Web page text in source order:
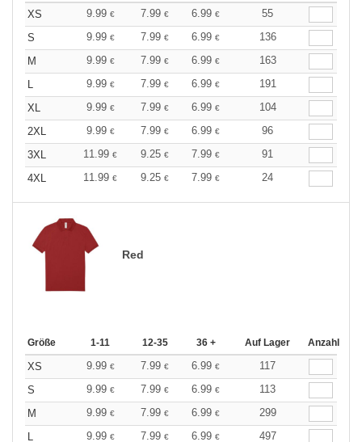
XS 9.99 € 7.99 € 6.99 €
55
S
9.99 € 7.99 € 6.99 €
136
M
9.99 € 7.99 € 6.99 €
163
9.99 € 7.99 € 6.99 €
191
XL
9.99 € 7.99 € 6.99 €
104
2XL
9.99 € 7.99 € 6.99 €
96
3XL
11.99 € 9.25 € 7.99 €
91
4XL
11.99 € 9.25 € 7.99 € 24
Red
Größe 1-11 12-35 36 + Auf Lager Anzahl
XS 9.99 € 7.99 € 6.99 €
117
S
9.99 € 7.99 € 6.99 €
113
M
9.99 € 7.99 € 6.99 €
299
9.99 € 7.99 € 6.99 € 497